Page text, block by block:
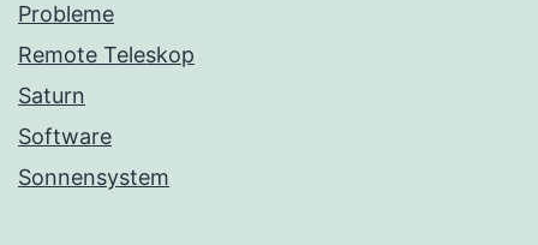
Probleme
Remote Teleskop
Saturn
Software
Sonnensystem